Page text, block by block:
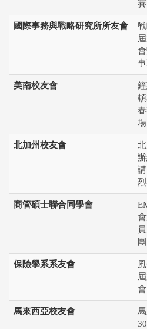
國際事務與戰略研究所所友會
美南校友會
場
北加州校友會
商管碩士聯合同學會
保險學系系友會
會
馬來西亞校友會